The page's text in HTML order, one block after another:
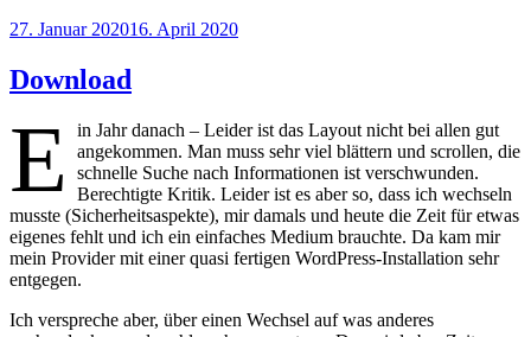
Veröffentlicht
27. Januar 202016. April 2020
Download
E
in Jahr danach – Leider ist das Layout nicht bei allen gut
angekommen. Man muss sehr viel blättern und scrollen, die
schnelle Suche nach Informationen ist verschwunden.
Berechtigte Kritik. Leider ist es aber so, dass ich wechseln
musste (Sicherheitsaspekte), mir damals und heute die Zeit für etwas
eigenes fehlt und ich ein einfaches Medium brauchte. Da kam mir
mein Provider mit einer quasi fertigen WordPress-Installation sehr
entgegen.
Ich verspreche aber, über einen Wechsel auf was anderes